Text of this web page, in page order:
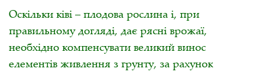
Оскільки ківі – плодова рослина і, при
правильному догляді, дає рясні врожаї,
необхідно компенсувати великий винос
елементів живлення з грунту, за рахунок